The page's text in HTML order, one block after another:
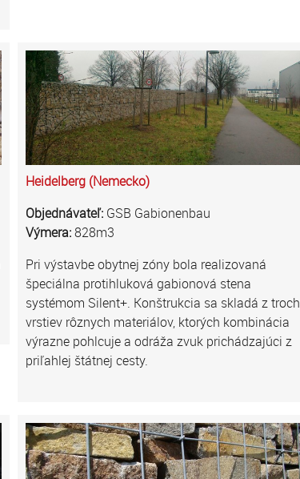
Heidelberg (Nemecko)
Objednávateľ: GSB Gabionenbau
Výmera:828m3
Pri výstavbe obytnej zóny bola realizovaná
špeciálna protihluková gabionová stena
systémom Silent+. Konštrukcia sa skladá z troch
vrstiev rôznych materiálov, ktorých kombinácia
výrazne pohlcuje a odráža zvuk prichádzajúci z
priľahlej štátnej cesty.